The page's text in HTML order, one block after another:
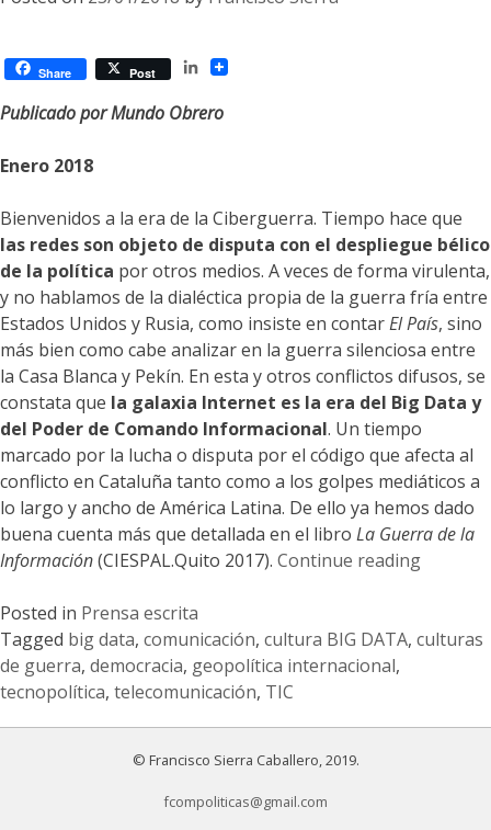
desarrollo
Share Post
LinkedIn
Publicado por Mundo Obrero
Enero 2018
Bienvenidos a la era de la Ciberguerra. Tiempo hace que
las redes son objeto de disputa con el despliegue bélico
de la política por otros medios. A veces de forma virulenta,
y no hablamos de la dialéctica propia de la guerra fría entre
Estados Unidos y Rusia, como insiste en contarEl País, sino
más bien como cabe analizar en la guerra silenciosa entre
la Casa Blanca y Pekín. En esta y otros conflictos difusos, se
constata que la galaxia Internet es la era del Big Data y
del Poder de Comando Informacional. Un tiempo
marcado por la lucha o disputa por el código que afecta al
conflicto en Cataluña tanto como a los golpes mediáticos a
lo largo y ancho de América Latina. De ello ya hemos dado
buena cuenta más que detallada en el libro La Guerra de la
Información(CIESPAL.Quito 2017). Continue reading«Big
Posted in Prensa escrita
Tagged big data, comunicación, cultura BIG DATA, culturas
de guerra, democracia, geopolítica internacional,
tecnopolítica, telecomunicación, TIC
© Francisco Sierra Caballero, 2019.
fcompoliticas@gmail.com